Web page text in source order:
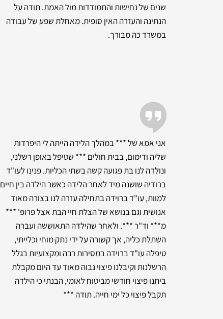
שנים של נחישות והתמודדות מול האמת. תודה על
הנתינה והעזרה האין סופית. מאחלת שפע של עבודה
במשרד כה מבורך.
אני אמא של *** במהלך הלידה הייתה לי היפרדות
שליה ודימום, בבית חולים *** שטיפל באופן רשלני,
ונולדה לנו בת פגועה קשה בשתי הכליות. פנינו לעו"ד
ברודיה שושנה מיד לאחר הלידה כאשר הילדה בין חיים
למוות, עו"ד ברוידה בתחילה עזרה לנו בצורה מאוד
אנושית וגם בנושא של הצלת חיי הבת אצל פרופ' ***
מ*** וד"ר ***. ולאחר שהילדה התאוששה ועברה
השתלת כליה, אך קשורה על ידי נתק מוחי וכלייתי,
טיפלה עו"ד ברוידה במסירות רבה ומקצועיות בגלל
הרשלנות וקיבלנו פיצוי גבוה מאוד עד היום מקבלת
ביתנו פיצוי חודשי מביטוח לאומי, הבנתי כי הילדה
תקבל פיצוי כל ימי חייה. תודה ***